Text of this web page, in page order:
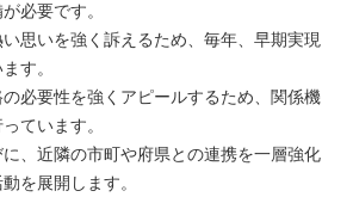
必要です。
思いを強く訴えるため、毎年、早期実現
す。
必要性を強くアピールするため、関係機
ています。
、近隣の市町や府県との連携を一層強化
を展開します。